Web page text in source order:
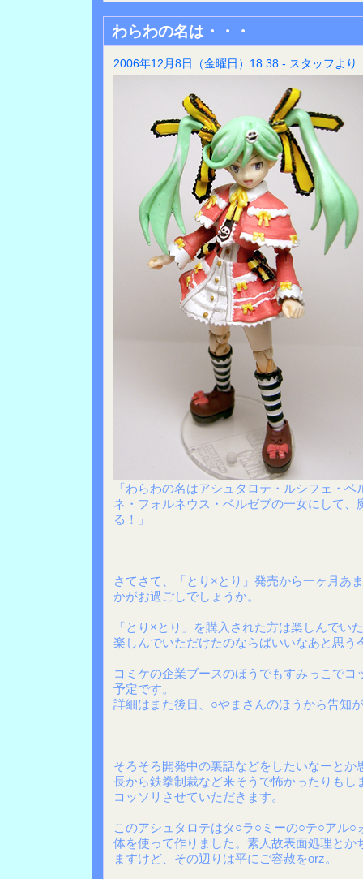
わらわの名は・・・
2006年12月8日（金曜日）18:38 - スタッフより
「わらわの名はアシュタロテ・ルシフェ・
ネ・フォルネウス・ベルゼブの一女にして、
る！」
さてさて、「とり×とり」発売から一ヶ月あ
かがお過ごしでしょうか。
「とり×とり」を購入された方は楽しんでい
楽しんでいただけたのならばいいなあと思う
コミケの企業ブースのほうでもすみっこで
予定です。
詳細はまた後日、○やまさんのほうから告知
そろそろ開発中の裏話などをしたいなーとか
長から鉄拳制裁など来そうで怖かったりもし
コッソリさせていただきます。
このアシュタロテはタ○ラ○ミーの○テ○アル○
体を使って作りました。素人故表面処理とか
ますけど、その辺りは平にご容赦をorz。